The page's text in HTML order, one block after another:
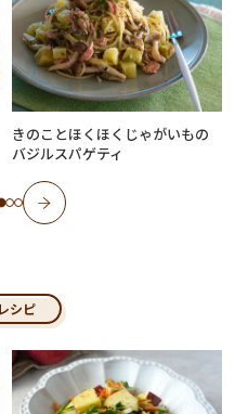
きのことほくほくじゃがいもの
バジルスパゲティ
シピ